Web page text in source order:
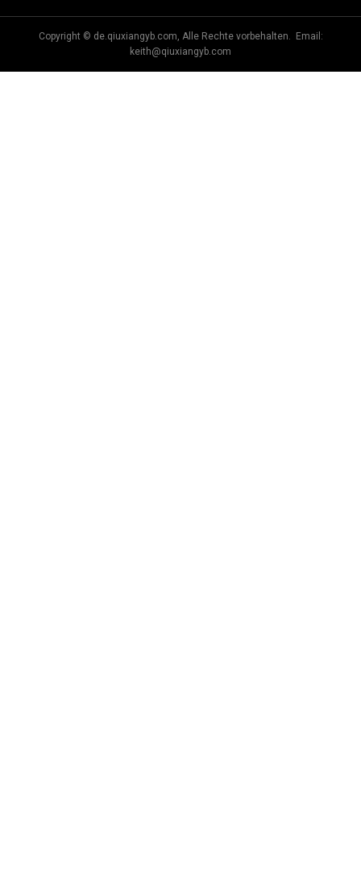
Copyright © de.qiuxiangyb.com, Alle Rechte vorbehalten. Email:
keith@qiuxiangyb.com